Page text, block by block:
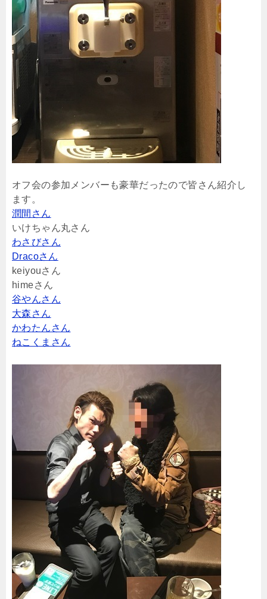
オフ会の参加メンバーも豪華だったので皆さん紹介し
ます。
潤間さん
いけちゃん丸さん
わさびさん
Dracoさん
keiyouさん
himeさん
谷やんさん
大森さん
かわたんさん
ねこくまさん